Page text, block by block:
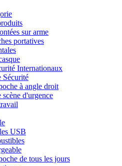
sur arme
portatives
Internationaux
Sécurité
à angle droit
d'urgence
USB
de tous les jours